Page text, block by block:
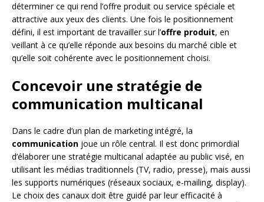
déterminer ce qui rend l’offre produit ou service spéciale et
attractive aux yeux des clients. Une fois le positionnement
défini, il est important de travailler sur l’offre produit, en
veillant à ce qu’elle réponde aux besoins du marché cible et
qu’elle soit cohérente avec le positionnement choisi.
Concevoir une stratégie de
communication multicanal
Dans le cadre d’un plan de marketing intégré, la
communication joue un rôle central. Il est donc primordial
d’élaborer une stratégie multicanal adaptée au public visé, en
utilisant les médias traditionnels (TV, radio, presse), mais aussi
les supports numériques (réseaux sociaux, e-mailing, display).
Le choix des canaux doit être guidé par leur efficacité à